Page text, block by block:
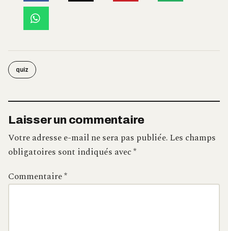
quiz
Laisser un commentaire
Votre adresse e-mail ne sera pas publiée.Les champs
obligatoires sont indiqués avec*
Commentaire*